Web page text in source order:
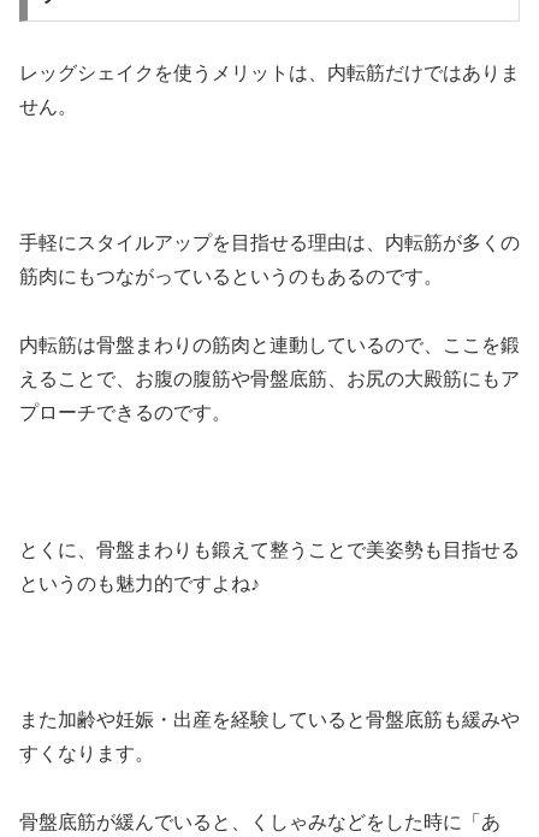
レッグシェイクを使うメリットは、内転筋だけではありま
せん。
手軽にスタイルアップを目指せる理由は、内転筋が多くの
筋肉にもつながっているというのもあるのです。
内転筋は骨盤まわりの筋肉と連動しているので、ここを鍛
えることで、お腹の腹筋や骨盤底筋、お尻の大殿筋にもア
プローチできるのです。
とくに、骨盤まわりも鍛えて整うことで美姿勢も目指せる
というのも魅力的ですよね♪
また加齢や妊娠・出産を経験していると骨盤底筋も緩みや
すくなります。
骨盤底筋が緩んでいると、くしゃみなどをした時に「あ